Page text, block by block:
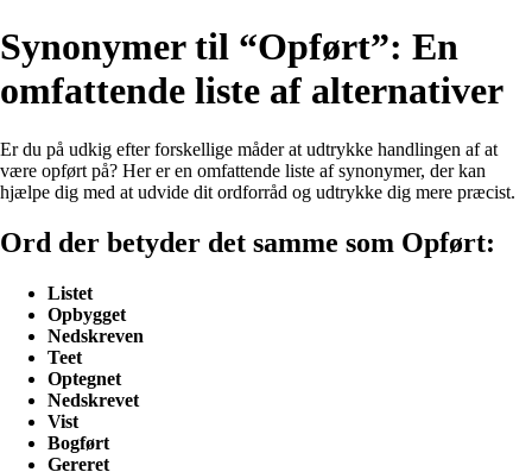
Synonymer til “Opført”: En
omfattende liste af alternativer
Er du på udkig efter forskellige måder at udtrykke handlingen af at
være opført på? Her er en omfattende liste af synonymer, der kan
hjælpe dig med at udvide dit ordforråd og udtrykke dig mere præcist.
Ord der betyder det samme som Opført:
Listet
Opbygget
Nedskreven
Teet
Optegnet
Nedskrevet
Vist
Bogført
Gereret